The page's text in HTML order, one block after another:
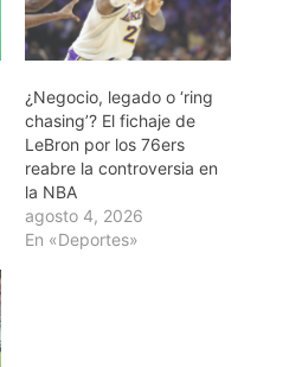
¿Negocio, legado o ‘ring
chasing’? El fichaje de
LeBron por los 76ers
reabre la controversia en
la NBA
agosto 4, 2026
En «Deportes»